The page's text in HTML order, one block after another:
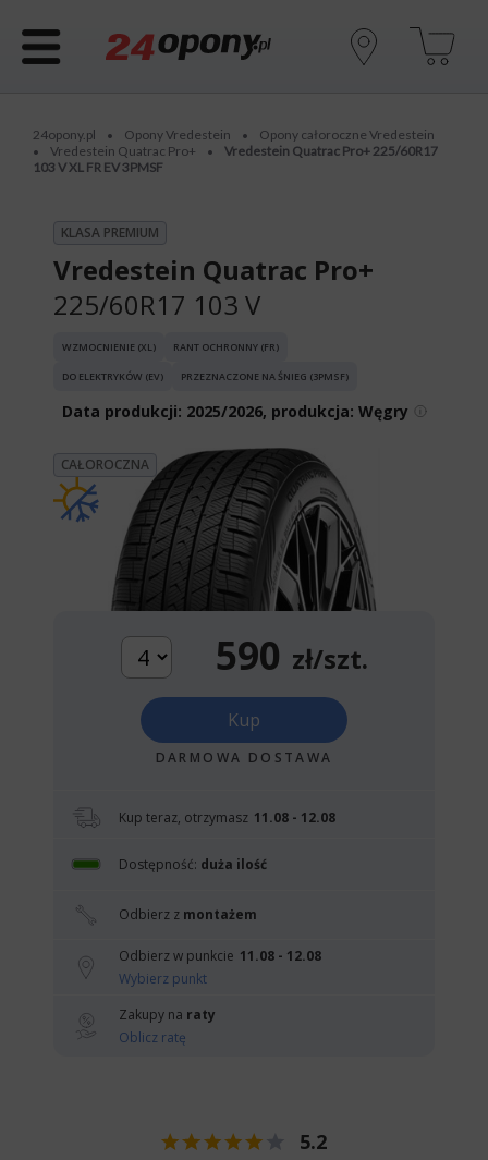
24opony.pl • Opony Vredestein • Opony całoroczne Vredestein
• Vredestein Quatrac Pro+ •
Vredestein Quatrac Pro+ 225/60R17
103 V XL FR EV 3PMSF
KLASA PREMIUM
Vredestein Quatrac Pro+
225/60R17 103 V
WZMOCNIENIE (XL) RANT OCHRONNY (FR)
DO ELEKTRYKÓW (EV) PRZEZNACZONE NA ŚNIEG (3PMSF)
Data produkcji: 2025/2026, produkcja: Węgry
CAŁOROCZNA
590 zł/szt.
Kup
DARMOWA DOSTAWA
Kup teraz, otrzymasz 11.08 - 12.08
Dostępność: duża ilość
Odbierz z montażem
Odbierz w punkcie 11.08 - 12.08
Wybierz punkt
Zakupy na raty
Oblicz ratę
5.2